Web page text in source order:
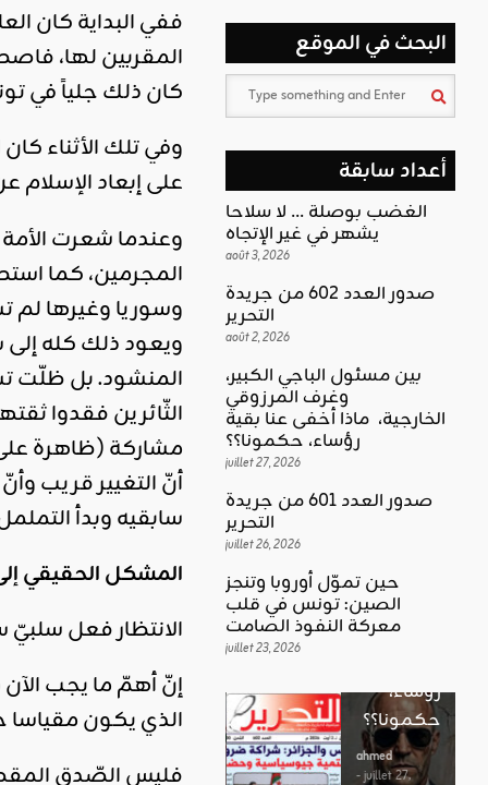
ففي البداية كان
المقربين لها،
كان ذلك جلياً في
وفي تلك الأثناء
على إبعاد
وعندما شعرت
المجرمين، كما
وسوريا وغيرها لم
ويعود ذلك كله إلى
المنشود. بل ظلّت
الثّائرين فقدوا
أنّ التغيير قريب
سابقيه وبدأ
المشكل الحقيقي
الانتظار فعل
إنّ أهمّ ما يجب
الذي يكون مقياسا
فليس الصّدق
البحث في الموقع
أعداد سابقة
الغضب بوصلة … لا سلاحا
يشهر في غير الإتجاه
août 3, 2026
صدور العدد 602 من جريدة
التحرير
août 2, 2026
بين مسئول الباجي الكبير،
وغرف المرزوقي
الخارجية، ماذا أخفى عنا بقية
رؤساء، حكمونا؟؟
juillet 27, 2026
صدور العدد 601 من جريدة
التحرير
juillet 26, 2026
حين تموّل أوروبا وتنجز
الصين: تونس في قلب
معركة النفوذ الصامت
juillet 23, 2026
اقليمي ودولي
حين تموّل
أوروبا
وتنجز
تونس في
معركة
الصامت
ahmed
- juillet 23,
0
اقليمي ودولي
بوصلة …
يشهر في
ahmed
- août 3, 2026
0
ستطل القضاي
بين
الباجي
المرزوقي
الخارجية،
ماذا أخفى
رؤساء،
حكمونا؟؟
ahmed
- juillet 27,